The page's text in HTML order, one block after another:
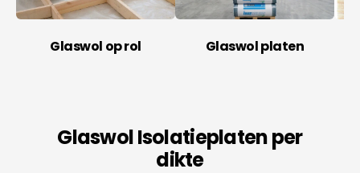
Glaswol op rol Glaswol platen
Glaswol Isolatieplaten per
dikte